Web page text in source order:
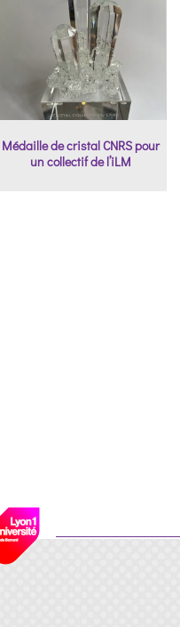
Médaille de cristal CNRS pour
un collectif de l’iLM